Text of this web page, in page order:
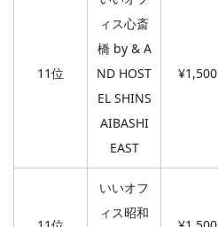
11位
ィス心斎
橋 by & A
ND HOST
EL SHINS
AIBASHI
EAST
¥1,500
いいオフ
ィス昭和